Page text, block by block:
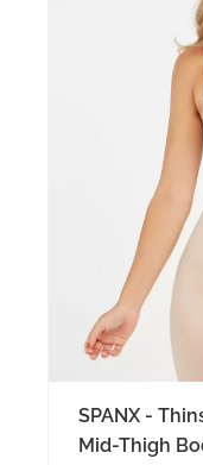
SPANX -
Mid-Thigh